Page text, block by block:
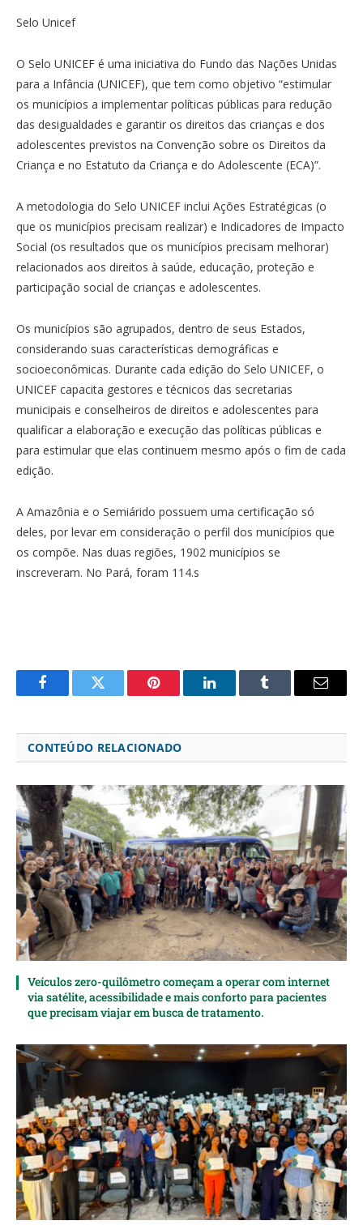
Selo Unicef
O Selo UNICEF é uma iniciativa do Fundo das Nações Unidas
para a Infância (UNICEF), que tem como objetivo “estimular
os municípios a implementar políticas públicas para redução
das desigualdades e garantir os direitos das crianças e dos
adolescentes previstos na Convenção sobre os Direitos da
Criança e no Estatuto da Criança e do Adolescente (ECA)”.
A metodologia do Selo UNICEF inclui Ações Estratégicas (o
que os municípios precisam realizar) e Indicadores de Impacto
Social (os resultados que os municípios precisam melhorar)
relacionados aos direitos à saúde, educação, proteção e
participação social de crianças e adolescentes.
Os municípios são agrupados, dentro de seus Estados,
considerando suas características demográficas e
socioeconômicas. Durante cada edição do Selo UNICEF, o
UNICEF capacita gestores e técnicos das secretarias
municipais e conselheiros de direitos e adolescentes para
qualificar a elaboração e execução das políticas públicas e
para estimular que elas continuem mesmo após o fim de cada
edição.
A Amazônia e o Semiárido possuem uma certificação só
deles, por levar em consideração o perfil dos municípios que
os compõe. Nas duas regiões, 1902 municípios se
inscreveram. No Pará, foram 114.s
FacebookTwitter Pinterest LinkedInTumblr Email
CONTEÚDO RELACIONADO
Veículos zero-quilômetro começam a operar com internet
via satélite, acessibilidade e mais conforto para pacientes
que precisam viajar em busca de tratamento.